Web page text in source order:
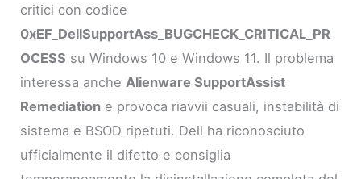
critici con codice
0xEF_DellSupportAss_BUGCHECK_CRITICAL_PR
OCESS su Windows 10 e Windows 11. Il problema
interessa anche Alienware SupportAssist
Remediation e provoca riavvii casuali, instabilità di
sistema e BSOD ripetuti. Dell ha riconosciuto
ufficialmente il difetto e consiglia